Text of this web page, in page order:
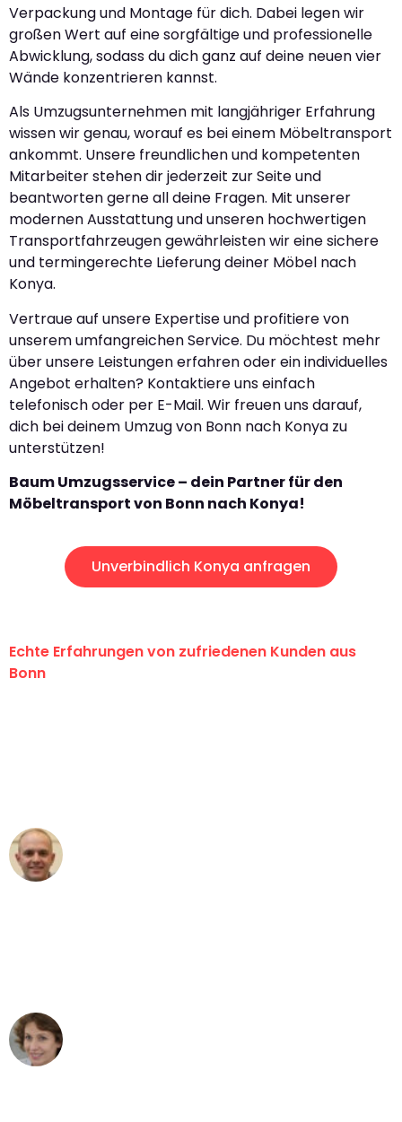
Verpackung und Montage für dich. Dabei legen wir
großen Wert auf eine sorgfältige und professionelle
Abwicklung, sodass du dich ganz auf deine neuen vier
Wände konzentrieren kannst.
Als Umzugsunternehmen mit langjähriger Erfahrung
wissen wir genau, worauf es bei einem Möbeltransport
ankommt. Unsere freundlichen und kompetenten
Mitarbeiter stehen dir jederzeit zur Seite und
beantworten gerne all deine Fragen. Mit unserer
modernen Ausstattung und unseren hochwertigen
Transportfahrzeugen gewährleisten wir eine sichere
und termingerechte Lieferung deiner Möbel nach
Konya.
Vertraue auf unsere Expertise und profitiere von
unserem umfangreichen Service. Du möchtest mehr
über unsere Leistungen erfahren oder ein individuelles
Angebot erhalten? Kontaktiere uns einfach
telefonisch oder per E-Mail. Wir freuen uns darauf,
dich bei deinem Umzug von Bonn nach Konya zu
unterstützen!
Baum Umzugsservice – dein Partner für den
Möbeltransport von Bonn nach Konya!
Unverbindlich Konya anfragen
Echte Erfahrungen von zufriedenen Kunden aus
Bonn